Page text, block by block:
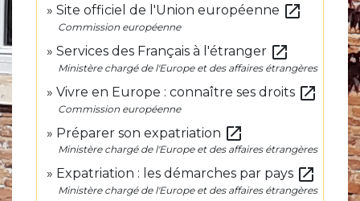
Site officiel de l'Union européenne open_in_new
Commission européenne
Services des Français à l'étranger open_in_new
Ministère chargé de l'Europe et des affaires étrangères
Vivre en Europe : connaître ses droits open_in_new
Commission européenne
Préparer son expatriation open_in_new
Ministère chargé de l'Europe et des affaires étrangères
Expatriation : les démarches par pays open_in_new
Ministère chargé de l'Europe et des affaires étrangères